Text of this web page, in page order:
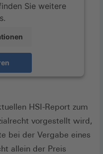
Sie weitere
HSI-Report zum
vorgestellt wird,
bei der Vergabe eines
allein der Preis